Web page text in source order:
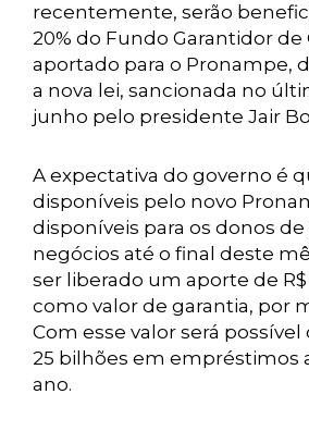
recentemente, serão
20% do Fundo Garantidor de
aportado para o Pronampe,
a nova lei, sancionada no
junho pelo presidente Jair
A expectativa do governo é
disponíveis pelo novo
disponíveis para os donos
negócios até o final deste
ser liberado um aporte de
como valor de garantia, por
Com esse valor será
25 bilhões em empréstimos
ano.